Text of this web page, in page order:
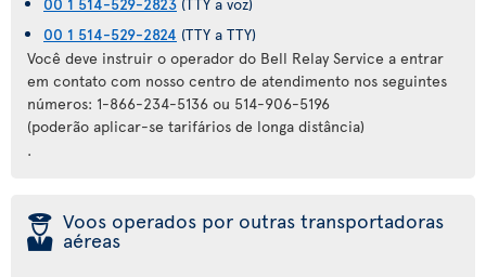
00 1 514-529-2824 (TTY a TTY)
Você deve instruir o operador do Bell Relay Service a entrar
em contato com nosso centro de atendimento nos seguintes
números: 1-866-234-5136 ou 514-906-5196
(poderão aplicar-se tarifários de longa distância)
.
þ Voos operados por outras transportadoras
aéreas